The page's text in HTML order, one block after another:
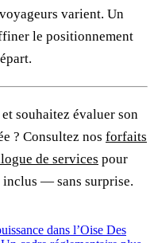
varient. Un
le positionnement
souhaitez évaluer son
? Consultez nos forfaits
de services pour
inclus — sans surprise.
dans l’Oise Des